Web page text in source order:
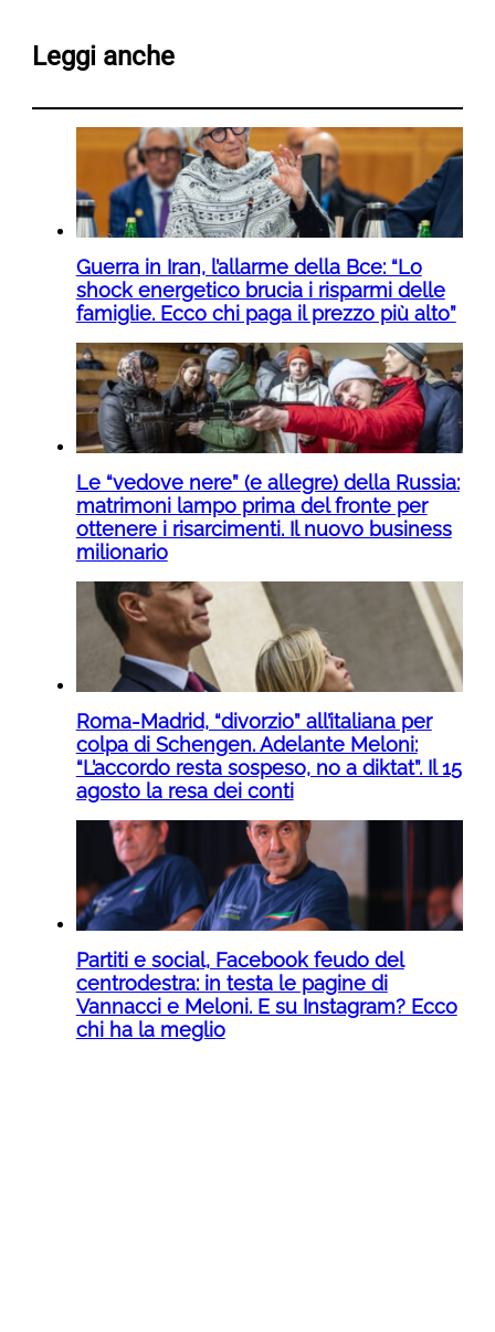
Leggi anche
Guerra in Iran, l’allarme della Bce: “Lo
shock energetico brucia i risparmi delle
famiglie. Ecco chi paga il prezzo più alto”
Le “vedove nere” (e allegre) della Russia:
matrimoni lampo prima del fronte per
ottenere i risarcimenti. Il nuovo business
milionario
Roma-Madrid, “divorzio” all’italiana per
colpa di Schengen. Adelante Meloni:
“L’accordo resta sospeso, no a diktat”. Il 15
agosto la resa dei conti
Partiti e social, Facebook feudo del
centrodestra: in testa le pagine di
Vannacci e Meloni. E su Instagram? Ecco
chi ha la meglio